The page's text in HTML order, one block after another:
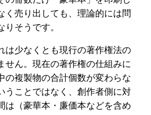
く売り出しても、理論的には問
りそうです。
は少なくとも現行の著作権法の
せん。現在の著作権の仕組みに
の複製物の合計個数が変わらな
うことではなく、創作者側に対
は（豪華本・廉価本などを含め